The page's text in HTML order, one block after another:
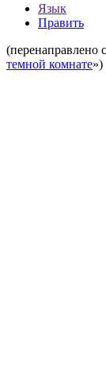
Язык
Править
(перенаправлено
темной комнате»)